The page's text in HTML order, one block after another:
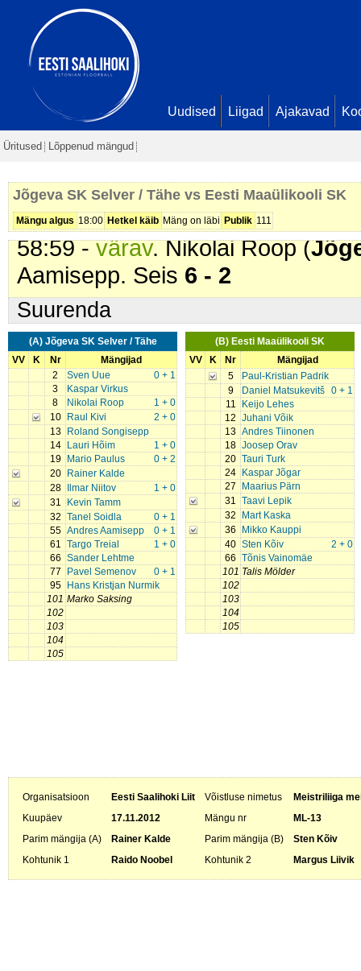
Uudised Liigad Ajakavad
Üritused Lõppenud mängud
Jõgeva SK Selver / Tähe vs Eesti Maaülikooli SK
Mängu algus 18:00 Hetkel käib Mäng on läbi Publik 111
51:15 -
karistus (217 - Korduvad
Maaülikooli SK
56:24 -karistus (201 - Kepilöök)
Tähe). 2 min
57:27 -karistus (207 -
58:13 -värav. Raul Kivi (Jõgeva
Semenov. Seis5 - 2
58:59 -värav. Nikolai Roop (
Aamisepp. Seis 6 - 2
Suurenda
(A) Jõgeva SK Selver / Tähe
VV
K Nr
Mängijad
2
0 + 1
Sven Uue
3
Kaspar Virkus
8
1 + 0
Nikolai Roop
10
2 + 0
Raul Kivi
13
Roland Songisepp
14
1 + 0
Lauri Hõim
19
0 + 2
Mario Paulus
20
Rainer Kalde
28
1 + 0
Ilmar Niitov
31
Kevin Tamm
32
0 + 1
Tanel Soidla
55
0 + 1
Andres Aamisepp
61
1 + 0
Targo Treial
66 Sander Lehtme
77
0 + 1
Pavel Semenov
95
Hans Kristjan Nurmik
101 Marko Saksing
102
103
104
105
(B) Eesti Maaülikooli SK
VV
K Nr
Mängijad
5
Paul-Kristian Padrik
9
0 + 1
Daniel Matsukevitš
11
Keijo Lehes
12 Juhani Võik
13 Andres Tiinonen
18 Joosep Orav
20 Tauri Turk
24
Kaspar Jõgar
27
Maarius Pärn
31 Taavi Lepik
32
Mart Kaska
36
Mikko Kauppi
40
2 + 0
Sten Kõiv
66 Tõnis Vainomäe
101 Talis Mölder
102
103
104
105
Organisatsioon Eesti Saalihoki Liit Võistluse nimetus
Meistriliiga
Kuupäev
17.11.2012 Mängu nr
ML-13
Parim mängija (A)
Rainer Kalde Parim mängija (B)
Sten Kõiv
Kohtunik 1
Raido Noobel Kohtunik 2 Margus Liivik